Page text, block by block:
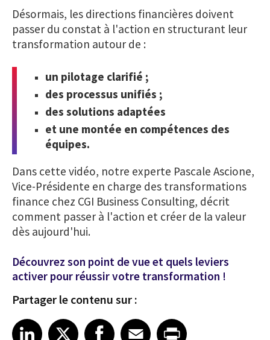
Désormais, les directions financières doivent
passer du constat à l'action en structurant leur
transformation autour de :
un pilotage clarifié ;
des processus unifiés ;
des solutions adaptées
et une montée en compétences des
équipes.
Dans cette vidéo, notre experte Pascale Ascione,
Vice-Présidente en charge des transformations
finance chez CGI Business Consulting, décrit
comment passer à l'action et créer de la valeur
dès aujourd'hui.
Découvrez son point de vue et quels leviers
activer pour réussir votre transformation !
Partager le contenu sur :
Share article on LinkedIn
LinkedIn
Share article on XShare article on Facebook
Facebook
Share article on Email
EmailShare article on Print